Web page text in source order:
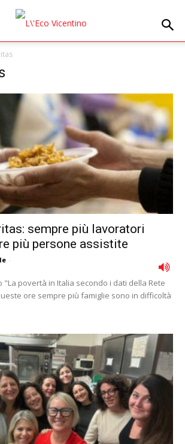
sempre più lavoratori
più persone assistite
-
"La povertà in Italia secondo i dati della Rete
ore sempre più famiglie sono in difficoltà